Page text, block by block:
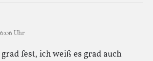
Uhr
fest, ich weiß es grad auch